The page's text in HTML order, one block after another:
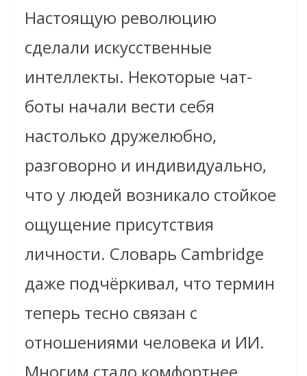
Настоящую революцию
сделали искусственные
интеллекты. Некоторые чат-
боты начали вести себя
настолько дружелюбно,
разговорно и индивидуально,
что у людей возникало стойкое
ощущение присутствия
личности. Словарь Cambridge
даже подчёркивал, что термин
теперь тесно связан с
отношениями человека и ИИ.
Многим стало комфортнее